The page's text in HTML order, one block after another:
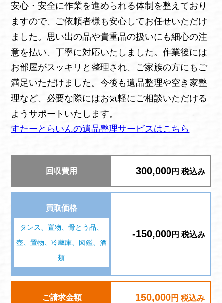
安心・安全に作業を進められる体制を整えており
ますので、ご依頼者様も安心してお任せいただけ
ました。思い出の品や貴重品の扱いにも細心の注
意を払い、丁寧に対応いたしました。作業後には
お部屋がスッキリと整理され、ご家族の方にもご
満足いただけました。今後も遺品整理や空き家整
理など、必要な際にはお気軽にご相談いただける
ようサポートいたします。
すたーとらいんの遺品整理サービスはこちら
回収費用 300,000円 税込み
買取価格
タンス、置物、骨とう品、
壺、置物、冷蔵庫、図鑑、酒
類
-150,000円 税込み
ご請求金額 150,000円 税込み